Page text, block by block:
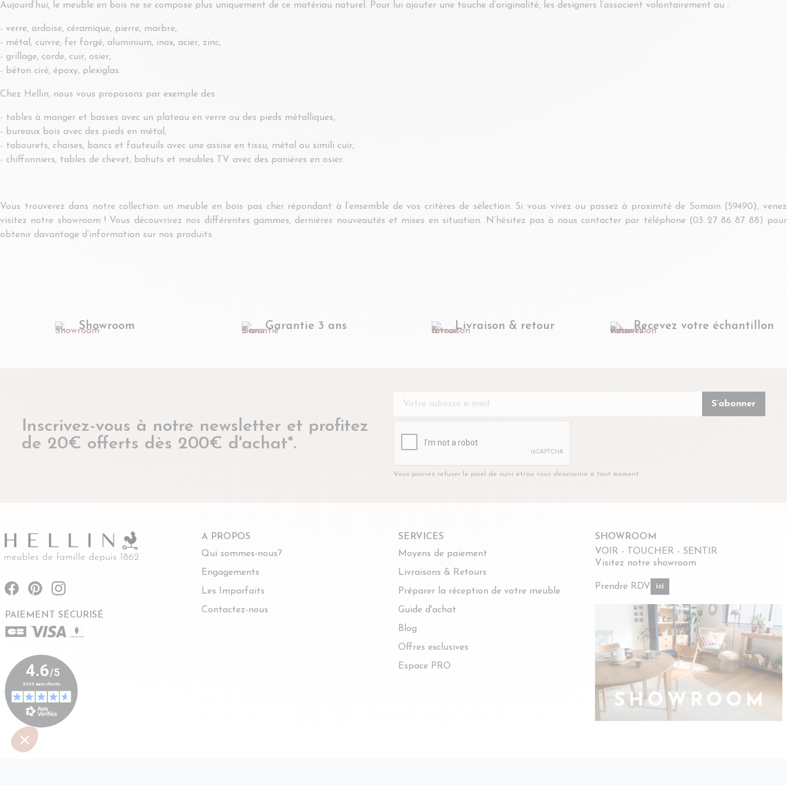
Aujourd’hui, le meuble en bois ne se compose plus uniquement de ce matériau naturel. Pour lui ajouter une touche d’originalité, les designers l’associent volontairement au :
- verre, ardoise, céramique, pierre, marbre,
- métal, cuivre, fer forgé, aluminium, inox, acier, zinc,
- grillage, corde, cuir, osier,
- béton ciré, époxy, plexiglas.
Chez Hellin, nous vous proposons par exemple des :
- tables à manger et basses avec un plateau en verre ou des pieds métalliques,
- bureaux bois avec des pieds en métal,
- tabourets, chaises, bancs et fauteuils avec une assise en tissu, métal ou simili cuir,
- chiffonniers, tables de chevet, bahuts et meubles TV avec des panières en osier.
Vous trouverez dans notre collection un meuble en bois pas cher répondant à l’ensemble de vos critères de sélection. Si vous vivez ou passez à proximité de Somain (59490), venez
visitez notre showroom ! Vous découvrirez nos différentes gammes, dernières nouveautés et mises en situation. N’hésitez pas à nous contacter par téléphone (03 27 86 87 88) pour
obtenir davantage d’information sur nos produits.
Showroom Garantie 3 ans Livraison & retour Recevez votre échantillon
Inscrivez-vous à notre newsletter et profitez
de 20€ offerts dès 200€ d'achat*.
Vous pouvez refuser le pixel de suivi et/ou vous désinscrire à tout moment.
PAIEMENT SÉCURISÉ
A PROPOS
Qui sommes-nous?
Engagements
Les Imparfaits
Contactez-nous
SERVICES
Moyens de paiement
Livraisons & Retours
Préparer la réception de votre meuble
Guide d'achat
Blog
Offres exclusives
Espace PRO
SHOWROOM
VOIR - TOUCHER - SENTIR
Visitez notre showroom
Prendre RDV ici